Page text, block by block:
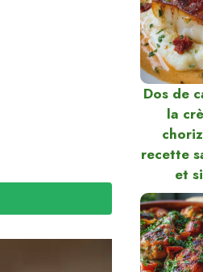
Dos de
la
recette
et